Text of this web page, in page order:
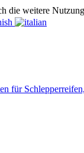
die weitere